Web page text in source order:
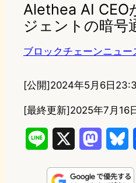
Alethea AI CEO
ジェントの暗号
ブロックチェーンニュー
[公開]2024年5月6日
[最終更新]2025年7月16